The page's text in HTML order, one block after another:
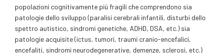
popolazioni cognitivamente più fragili che comprendono sia
patologie dello sviluppo (paralisi cerebrali infantili, disturbi dello
spettro autistico, sindromi genetiche, ADHD, DSA, etc.) sia
patologie acquisite (ictus, tumori, traumi cranio-encefalici,
encefaliti, sindromi neurodegenerative, demenze, sclerosi, etc.)